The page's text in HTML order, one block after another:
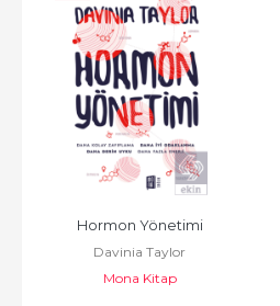
Hormon Yönetimi
Davinia Taylor
Mona Kitap